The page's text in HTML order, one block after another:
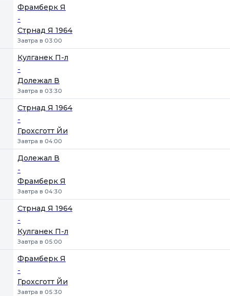
Фрамберк Я
-
Стрнад Я 1964
Завтра в 03:00
Кулганек П-л
-
Долежал В
Завтра в 03:30
Стрнад Я 1964
-
Грохсготт Йи
Завтра в 04:00
Долежал В
-
Фрамберк Я
Завтра в 04:30
Стрнад Я 1964
-
Кулганек П-л
Завтра в 05:00
Фрамберк Я
-
Грохсготт Йи
Завтра в 05:30